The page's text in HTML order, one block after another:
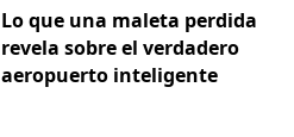
Lo que una maleta perdida
revela sobre el verdadero
aeropuerto inteligente